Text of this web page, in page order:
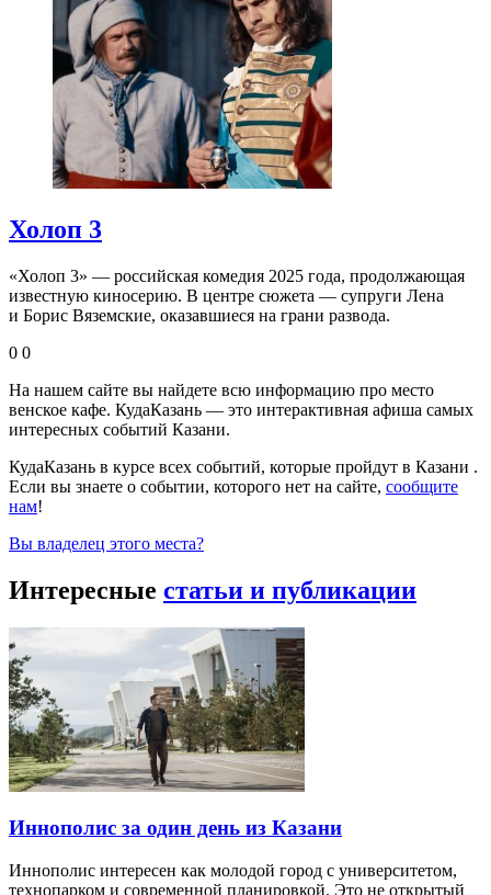
Холоп 3
«Холоп 3» — российская комедия 2025 года, продолжающая
известную киносерию. В центре сюжета — супруги Лена
и Борис Вяземские, оказавшиеся на грани развода.
0 0
На нашем сайте вы найдете всю информацию про место
венское кафе. КудаКазань — это интерактивная афиша самых
интересных событий Казани.
КудаКазань в курсе всех событий, которые пройдут в Казани .
Если вы знаете о событии, которого нет на сайте, сообщите
нам!
Вы владелец этого места?
Интересные статьи и публикации
Иннополис за один день из Казани
Иннополис интересен как молодой город с университетом,
технопарком и современной планировкой. Это не открытый